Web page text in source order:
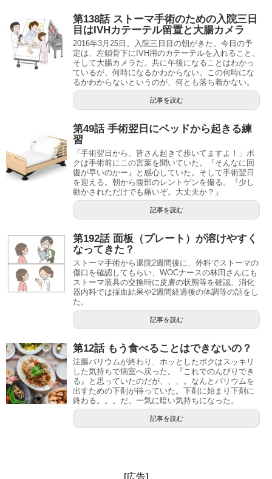
第138話 ストーマ手術のための入院三日
目はIVHカテーテル留置と大腸カメラ
2016年3月25日。入院三日目の朝がきた。今日の予
定は、左鎖骨下にIVH用のカテーテルを入れること、
そして大腸カメラだ。共に午後になることはわかっ
ているが、何時になるかわからない。この何時にな
るかわからないというのが、何とも落ち着かない。
記事を読む
第49話 手術翌日にベッドから起きる練
習
「手術翌日から、皆さん起きて歩いてますよ！」ボ
クは手術前にこの言葉を聞いていた。『そんなに回
復が早いのかー』と感心していた。そして手術翌日
を迎える。朝から腹部のレントゲンを撮る。『少し
動かされただけでも痛いぞ。大丈夫か？』
記事を読む
第192話 面板（プレート）が溶けやすく
なってきた？
ストーマ手術から退院2週間後に、外科でストーマの
傷口を確認してもらい、WOCナースの林田さんにも
ストーマ装具の交換時に皮膚の状態等を確認、消化
器内科では採血結果や2週間経過後の体調等の話をし
た。
記事を読む
第12話 もう食べることはできないの？
注腸バリウムが終わり、ホッとしたボクはスッキリ
した気持ちで病室へ戻った。『これでのんびりでき
る』と思っていたのだが、、、。なんとバリウムを
出すための下剤が待っていた。下剤に始まり下剤に
終わる。。。だ。一気に暗い気持ちになった。
記事を読む
[広告]